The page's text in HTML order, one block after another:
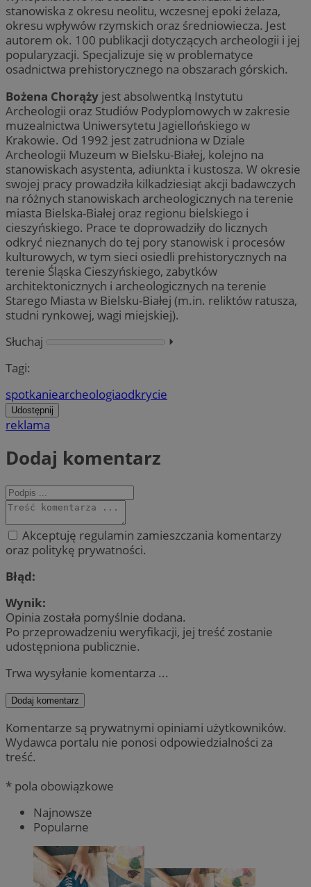
stanowiska z okresu neolitu, wczesnej epoki żelaza,
okresu wpływów rzymskich oraz średniowiecza. Jest
autorem ok. 100 publikacji dotyczących archeologii i jej
popularyzacji. Specjalizuje się w problematyce
osadnictwa prehistorycznego na obszarach górskich.
Bożena Chorąży jest absolwentką Instytutu
Archeologii oraz Studiów Podyplomowych w zakresie
muzealnictwa Uniwersytetu Jagiellońskiego w
Krakowie. Od 1992 jest zatrudniona w Dziale
Archeologii Muzeum w Bielsku-Białej, kolejno na
stanowiskach asystenta, adiunkta i kustosza. W okresie
swojej pracy prowadziła kilkadziesiąt akcji badawczych
na różnych stanowiskach archeologicznych na terenie
miasta Bielska-Białej oraz regionu bielskiego i
cieszyńskiego. Prace te doprowadziły do licznych
odkryć nieznanych do tej pory stanowisk i procesów
kulturowych, w tym sieci osiedli prehistorycznych na
terenie Śląska Cieszyńskiego, zabytków
architektonicznych i archeologicznych na terenie
Starego Miasta w Bielsku-Białej (m.in. reliktów ratusza,
studni rynkowej, wagi miejskiej).
Słuchaj
⏵︎
Tagi:
spotkaniearcheologiaodkrycie
Udostępnij
reklama
Dodaj komentarz
Akceptuję regulamin zamieszczania komentarzy
oraz politykę prywatności.
Błąd:
Wynik:
Opinia została pomyślnie dodana.
Po przeprowadzeniu weryfikacji, jej treść zostanie
udostępniona publicznie.
Trwa wysyłanie komentarza ...
Dodaj komentarz
Komentarze są prywatnymi opiniami użytkowników.
Wydawca portalu nie ponosi odpowiedzialności za
treść.
* pola obowiązkowe
Najnowsze
Popularne